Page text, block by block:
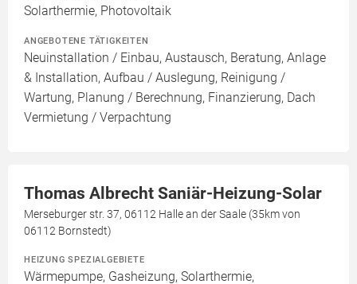
Solarthermie, Photovoltaik
ANGEBOTENE TÄTIGKEITEN
Neuinstallation / Einbau, Austausch, Beratung, Anlage
& Installation, Aufbau / Auslegung, Reinigung /
Wartung, Planung / Berechnung, Finanzierung, Dach
Vermietung / Verpachtung
Thomas Albrecht Saniär-Heizung-Solar
Merseburger str. 37, 06112 Halle an der Saale (35km von
06112 Bornstedt)
HEIZUNG SPEZIALGEBIETE
Wärmepumpe, Gasheizung, Solarthermie,